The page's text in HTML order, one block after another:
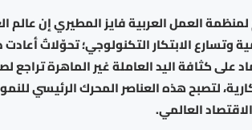
لمنظمة العمل العربية فايز المطيري إن
وتسارع الابتكار التكنولوجي؛ تحوّلاتٌ
على كثافة اليد العاملة غير الماهرة تراجع
لتصبح هذه العناصر المحرك الرئيسي
العالمي.